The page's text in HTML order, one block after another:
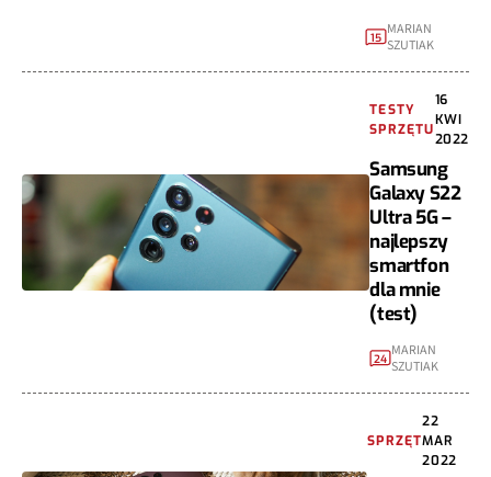
15 MARIAN
SZUTIAK
TESTY
SPRZĘTU
16
KWI
2022
Samsung
Galaxy S22
Ultra 5G –
najlepszy
smartfon
dla mnie
(test)
24 MARIAN
SZUTIAK
SPRZĘT
22
MAR
2022